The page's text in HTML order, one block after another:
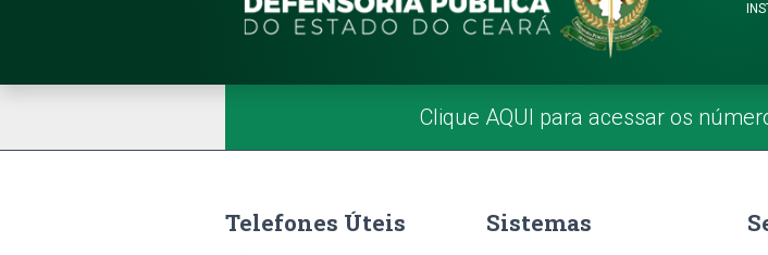
Menu PrincipalPágina Inicial
Clique AQUI para acessar os
Telefones Úteis Sistemas